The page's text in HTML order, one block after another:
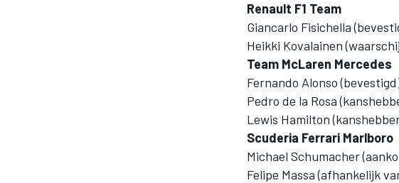
Renault F1 Team
Giancarlo Fisichella
Heikki Kovalainen
Team McLaren Mercedes
Fernando Alonso
Pedro de la Rosa
Lewis Hamilton
Scuderia Ferrari Marlboro
Michael Schumacher
Felipe Massa (afhankelijk